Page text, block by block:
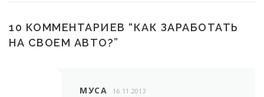
10 КОММЕНТАРИЕВ “КАК ЗАРАБОТАТЬ
НА СВОЕМ АВТО?”
МУСА 16.11.2013